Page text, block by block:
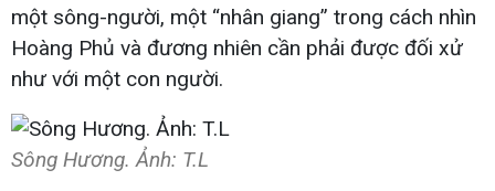
một sông-người, một “nhân giang” trong cách nhìn
Hoàng Phủ và đương nhiên cần phải được đối xử
như với một con người.
Sông Hương. Ảnh: T.L